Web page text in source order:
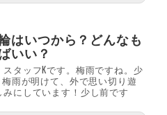
はいつから？どんなも
いい？
タッフKです。梅雨ですね。少
雨が明けて、外で思い切り遊
にしています！少し前です